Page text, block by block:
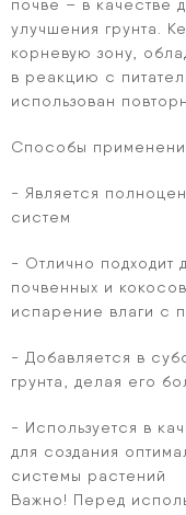
почве – в качестве
улучшения грунта.
корневую зону,
в реакцию с
использован
Способы
- Является
систем
- Отлично подходит
почвенных и
испарение влаги с
- Добавляется в
грунта, делая его
- Используется в
для создания
системы растений
Важно! Перед